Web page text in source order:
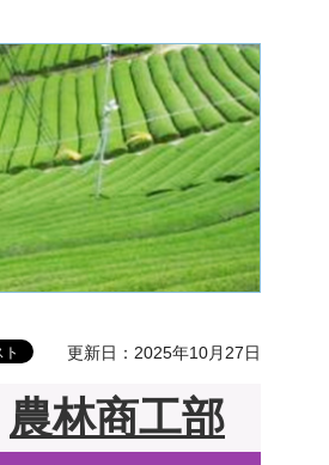
更新日：2025年10月27日
農林商工部